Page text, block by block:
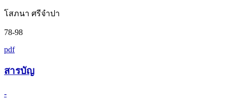
โสภนา ศรีจำปา
78-98
pdf
สารบัญ
-